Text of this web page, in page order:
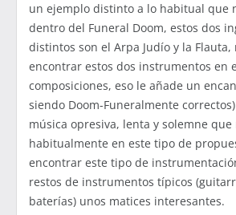
un ejemplo distinto a lo habitual que
dentro del Funeral Doom, estos dos
distintos son el Arpa Judío y la Flauta,
encontrar estos dos instrumentos en
composiciones, eso le añade un
siendo Doom-Funeralmente
música opresiva, lenta y solemne
habitualmente en este tipo de
encontrar este tipo de
restos de instrumentos típicos
baterías) unos matices interesantes.